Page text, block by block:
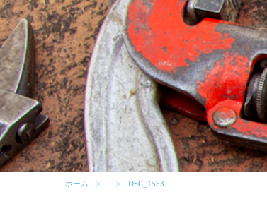
ホーム DSC_1553